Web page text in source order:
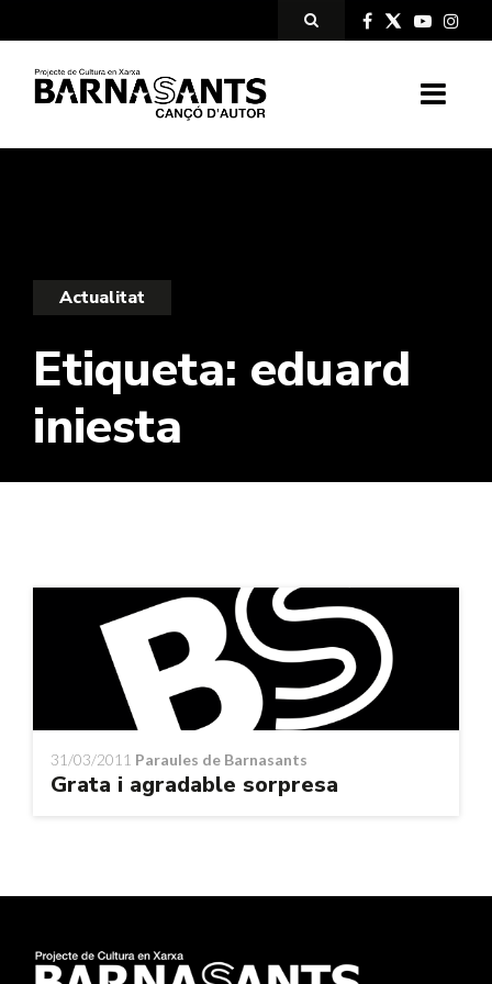
Actualitat
Etiqueta: eduard
iniesta
31/03/2011 Paraules de Barnasants
Grata i agradable sorpresa